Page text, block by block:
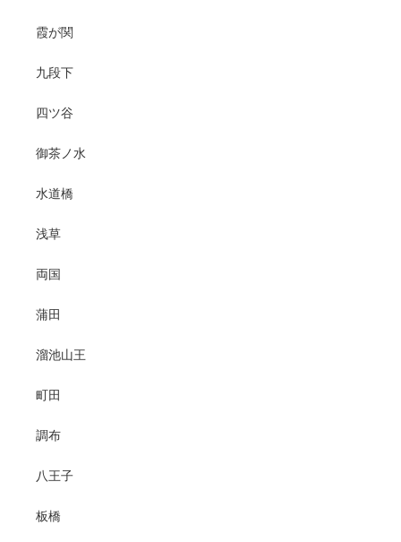
霞が関
九段下
四ツ谷
御茶ノ水
水道橋
浅草
両国
蒲田
溜池山王
町田
調布
八王子
板橋